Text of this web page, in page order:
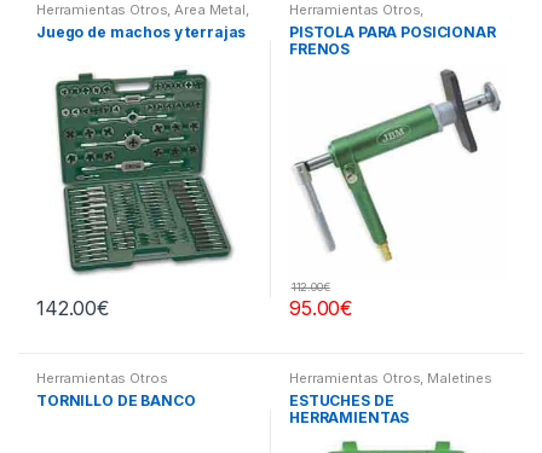
Herramientas Otros,Area Metal,
Roscas, Herramientas ,
Maletines Herramientas,
Juego de machos y terrajas
142.00€
Herramientas Otros,
Herramientas Frenos y
Refrigeración
PISTOLA PARA POSICIONAR
FRENOS
95.00€
112.00€
Herramientas Otros
TORNILLO DE BANCO
Herramientas Otros, Maletines
Herramientas, Extractores,
Compresímetros, otros
ESTUCHES DE
HERRAMIENTAS